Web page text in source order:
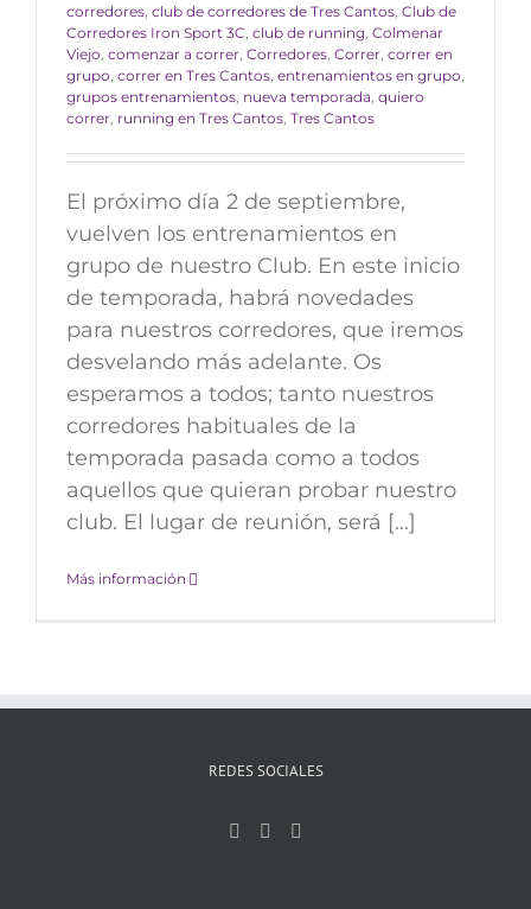
corredores, club de corredores de Tres Cantos, Club de
Corredores Iron Sport 3C, club de running, Colmenar
Viejo, comenzar a correr, Corredores, Correr, correr en
grupo, correr en Tres Cantos, entrenamientos en grupo,
grupos entrenamientos, nueva temporada, quiero
correr, running en Tres Cantos, Tres Cantos
El próximo día 2 de septiembre,
vuelven los entrenamientos en
grupo de nuestro Club. En este inicio
de temporada, habrá novedades
para nuestros corredores, que iremos
desvelando más adelante. Os
esperamos a todos; tanto nuestros
corredores habituales de la
temporada pasada como a todos
aquellos que quieran probar nuestro
club. El lugar de reunión, será [...]
Más información
REDES SOCIALES